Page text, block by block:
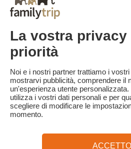
Le penali di cancellazione sono
tabella:
- Cancellazione a partire da 30 giorni
soggiorno: cancellazione gratuita.
- Cancellazione a meno di 30 giorni
del prezzo del soggiorno.
Familytrip consiglia di stipulare
con il suo partner AREAS Assurances.
della prenotazione o entro 24 ore dalla
Termini e condizioni generali e
La vostra privacy
priorità
Noi e i nostri partner trattiamo i
mostrarvi pubblicità, comprendere il
un'esperienza utente
utilizza i vostri dati personali e per
scegliere di modificare le
momento.
ACCETTO